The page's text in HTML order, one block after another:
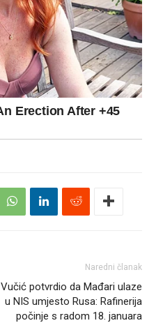
Naredni članak
Vučić potvrdio da Mađari ulaze
u NIS umjesto Rusa: Rafinerija
počinje s radom 18. januara